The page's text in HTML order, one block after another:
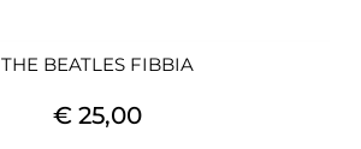
THE BEATLES FIBBIA
€ 25,00